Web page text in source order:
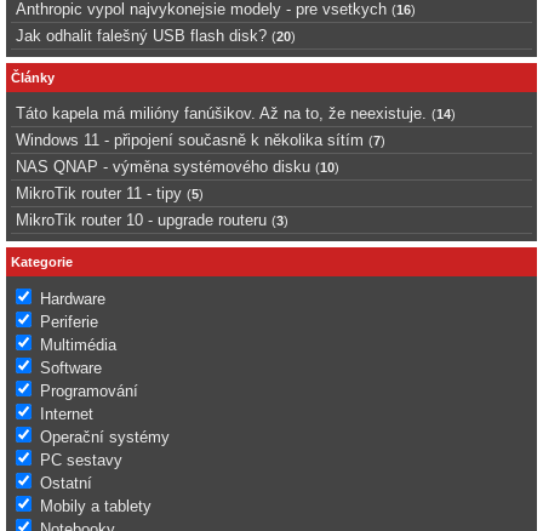
Anthropic vypol najvykonejsie modely - pre vsetkych (16)
Jak odhalit falešný USB flash disk? (20)
Články
Táto kapela má milióny fanúšikov. Až na to, že neexistuje. (14)
Windows 11 - připojení současně k několika sítím (7)
NAS QNAP - výměna systémového disku (10)
MikroTik router 11 - tipy (5)
MikroTik router 10 - upgrade routeru (3)
Kategorie
Hardware
Periferie
Multimédia
Software
Programování
Internet
Operační systémy
PC sestavy
Ostatní
Mobily a tablety